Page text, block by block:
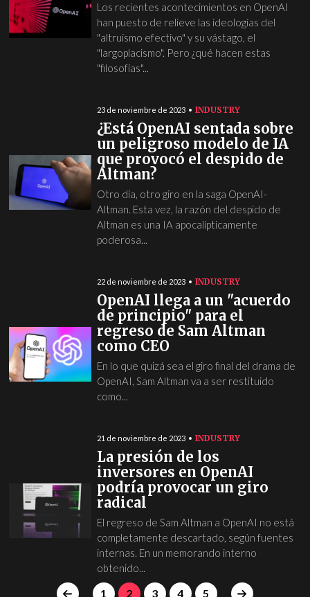
Los recientes acontecimientos en OpenAI
han puesto de relieve las ideologías del
"altruismo efectivo" y su vástago, el
"largoplacismo". Pero ¿qué hacen estas
"filosofías"...
23 de noviembre de 2023 INDUSTRY
¿Está OpenAI sentada sobre
un peligroso modelo de IA
que provocó el despido de
Altman?
Otro día, otro giro en la saga OpenAI-
Altman. Esta vez, la razón del despido de
Altman es una IA apocalípticamente
poderosa...
22 de noviembre de 2023 INDUSTRY
OpenAI llega a un "acuerdo
de principio" para el
regreso de Sam Altman
como CEO
En lo que quizá sea el giro final del drama de
OpenAI, Sam Altman va a ser restituido
como...
21 de noviembre de 2023 INDUSTRY
La presión de los
inversores en OpenAI
podría provocar un giro
radical
El regreso de Sam Altman a OpenAI no está
completamente descartado, según fuentes
internas. En un memorando interno
obtenido...
1 2 3 4 5